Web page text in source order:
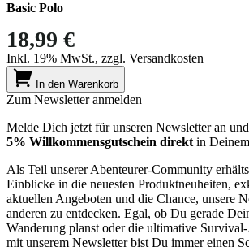
Basic Polo
18,99 €
Inkl. 19% MwSt., zzgl. Versandkosten
In den Warenkorb
Zum Newsletter anmelden
Melde Dich jetzt für unseren Newsletter an
5% Willkommensgutschein direkt in
Als Teil unserer Abenteurer-Community
Einblicke in die neuesten Produktneuheiten,
aktuellen Angeboten und die Chance, unsere
anderen zu entdecken. Egal, ob Du gerade
Wanderung planst oder die ultimative
mit unserem Newsletter bist Du immer einen